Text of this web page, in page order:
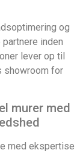
og
inden
lever op til
showroom for
murer med
med ekspertise